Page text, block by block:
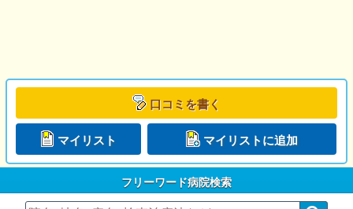
口コミを書く
マイリスト マイリストに追加
フリーワード病院検索